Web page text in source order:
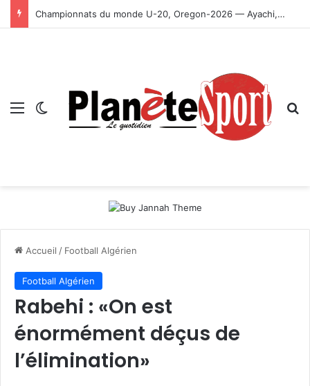
Championnats du monde U-20, Oregon-2026 — Ayachi, Dissa, Touahria et Ghezali en finale
Menu Switch skin
Accueil / Football Algérien
Football Algérien
Rabehi : «On est
énormément déçus de
l’élimination»